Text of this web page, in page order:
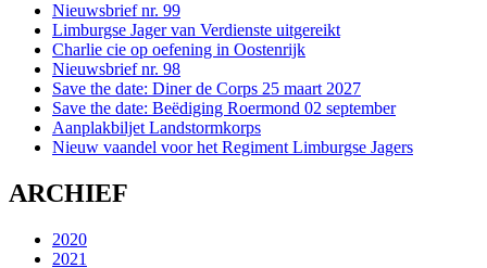
Nieuwsbrief nr. 99
Limburgse Jager van Verdienste uitgereikt
Charlie cie op oefening in Oostenrijk
Nieuwsbrief nr. 98
Save the date: Diner de Corps 25 maart 2027
Save the date: Beëdiging Roermond 02 september
Aanplakbiljet Landstormkorps
Nieuw vaandel voor het Regiment Limburgse Jagers
ARCHIEF
2020
2021